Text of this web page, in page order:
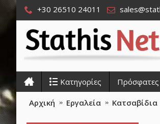
+30 26510 24011
Κατηγορίες Πρόσφατες
Αρχική Εργαλεία Κατσαβίδια